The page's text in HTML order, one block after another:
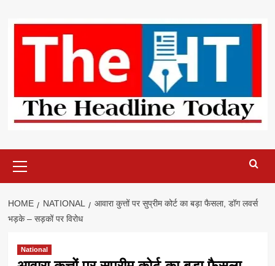
content
Menu
HOME NATIONAL
आवारा कुत्तों पर सुप्रीम कोर्ट का बड़ा फैसला, डॉग लवर्स
भड़के – सड़कों पर विरोध
National